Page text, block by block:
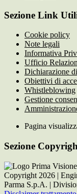
Sezione Link
Cookie policy
Note legali
Informativa
Ufficio
Dichiarazione
Obiettivi di
Whistleblowing
Gestione
Pagina
Sezione
Copyright 2026 |
Parma S.p.A. |